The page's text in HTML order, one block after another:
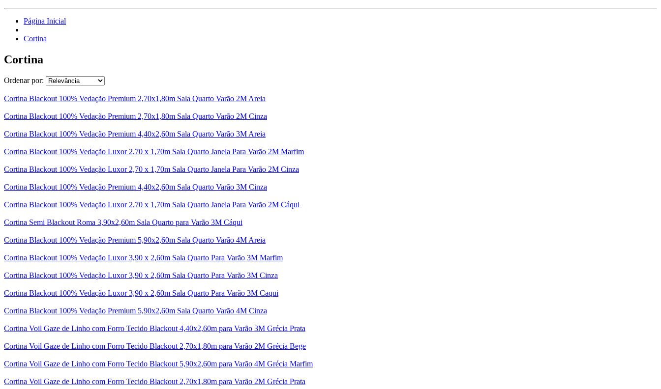
Página Inicial
Cortina
Cortina
Ordenar por:
Cortina Blackout 100% Vedação Premium 2,70x1,80m Sala Quarto Varão 2M Areia
Cortina Blackout 100% Vedação Premium 2,70x1,80m Sala Quarto Varão 2M Cinza
Cortina Blackout 100% Vedação Premium 4,40x2,60m Sala Quarto Varão 3M Areia
Cortina Blackout 100% Vedação Luxor 2,70 x 1,70m Sala Quarto Janela Para Varão 2M Marfim
Cortina Blackout 100% Vedação Luxor 2,70 x 1,70m Sala Quarto Janela Para Varão 2M Cinza
Cortina Blackout 100% Vedação Premium 4,40x2,60m Sala Quarto Varão 3M Cinza
Cortina Blackout 100% Vedação Luxor 2,70 x 1,70m Sala Quarto Janela Para Varão 2M Cáqui
Cortina Semi Blackout Roma 3,90x2,60m Sala Quarto para Varão 3M Cáqui
Cortina Blackout 100% Vedação Premium 5,90x2,60m Sala Quarto Varão 4M Areia
Cortina Blackout 100% Vedação Luxor 3,90 x 2,60m Sala Quarto Para Varão 3M Marfim
Cortina Blackout 100% Vedação Luxor 3,90 x 2,60m Sala Quarto Para Varão 3M Cinza
Cortina Blackout 100% Vedação Luxor 3,90 x 2,60m Sala Quarto Para Varão 3M Caqui
Cortina Blackout 100% Vedação Premium 5,90x2,60m Sala Quarto Varão 4M Cinza
Cortina Voil Gaze de Linho com Forro Tecido Blackout 4,40x2,60m para Varão 3M Grécia Prata
Cortina Voil Gaze de Linho com Forro Tecido Blackout 2,70x1,80m para Varão 2M Grécia Bege
Cortina Voil Gaze de Linho com Forro Tecido Blackout 5,90x2,60m para Varão 4M Grécia Marfim
Cortina Voil Gaze de Linho com Forro Tecido Blackout 2,70x1,80m para Varão 2M Grécia Prata